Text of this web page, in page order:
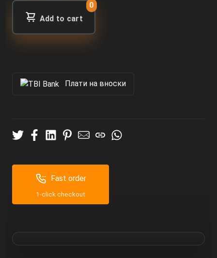
Add to cart
0
Πлати на вноски
Fast order
1-click checkout